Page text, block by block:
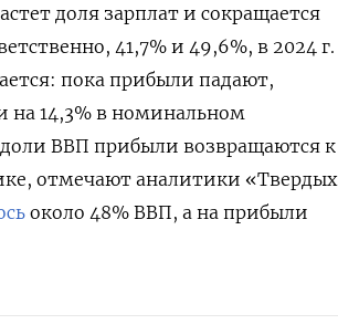
доля зарплат и сокращается
41,7% и 49,6%, в 2024 г.
пока прибыли падают,
на 14,3% в номинальном
ВВП прибыли возвращаются к
отмечают аналитики «Твердых
около 48% ВВП, а на прибыли